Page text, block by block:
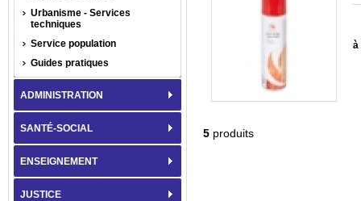
à
5 produits
Urbanisme - Services
techniques
Service population
Guides pratiques
ADMINISTRATION
SANTÉ-SOCIAL
ENSEIGNEMENT
JUSTICE